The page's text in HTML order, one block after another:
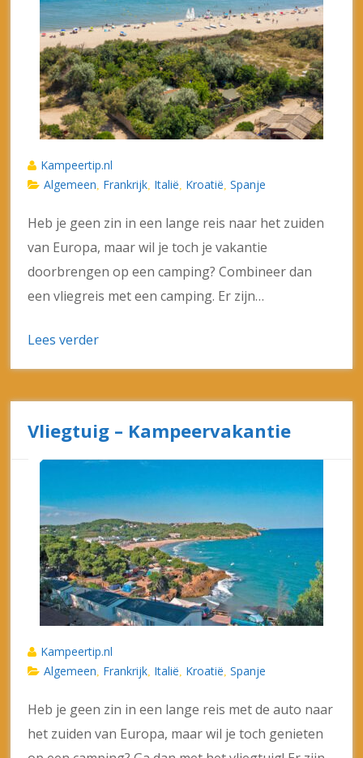
Kampeertip.nl
Algemeen Frankrijk Italië Kroatië ,Spanje
Heb je geen zin in een lange reis naar het zuiden
van Europa, maar wil je toch je vakantie
doorbrengen op een camping? Combineer dan
een vliegreis met een camping. Er zijn…
Lees verder
Vliegtuig – Kampeervakantie
Kampeertip.nl
Algemeen Frankrijk Italië Kroatië ,Spanje
Heb je geen zin in een lange reis met de auto naar
het zuiden van Europa, maar wil je toch genieten